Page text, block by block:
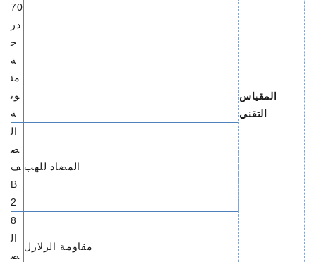
المقياس
التقني
70
در
ج
ة
مئ
وي
ة
المضاد للهب
ال
ص
ف
B
2
مقاومة الزلازل
8
ال
ص